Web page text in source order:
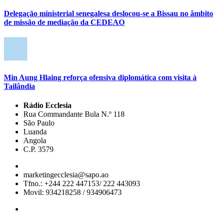
Delegação ministerial senegalesa deslocou-se a Bissau no âmbito
de missão de mediação da CEDEAO
Min Aung Hlaing reforça ofensiva diplomática com visita à
Tailândia
Rádio Ecclesia
Rua Commandante Bula N.º 118
São Paulo
Luanda
Angola
C.P. 3579
marketingecclesia@sapo.ao
Tfno.: +244 222 447153/ 222 443093
Movil: 934218258 / 934906473